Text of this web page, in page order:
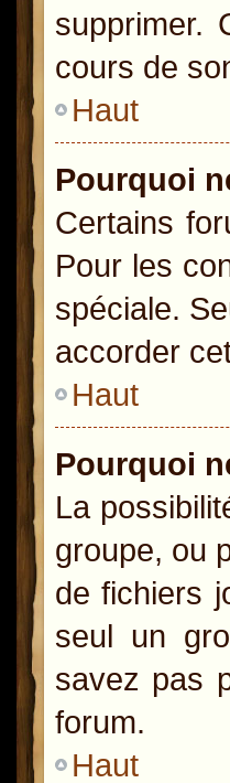
supprimer.
cours de
Haut
Pourquoi
Certains
Pour les
spéciale.
accorder
Haut
Pourquoi
La
groupe, ou
de fichiers
seul un
savez pas
forum.
Haut